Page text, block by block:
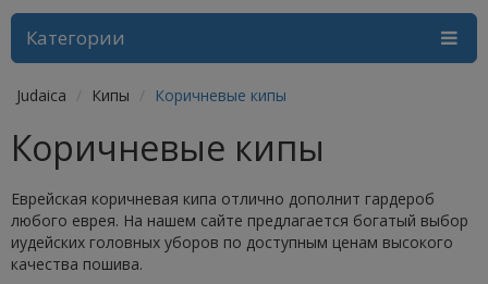
Категории
Judaica Кипы Коричневые кипы
Коричневые кипы
Еврейская коричневая кипа отлично дополнит гардероб
любого еврея. На нашем сайте предлагается богатый выбор
иудейских головных уборов по доступным ценам высокого
качества пошива.